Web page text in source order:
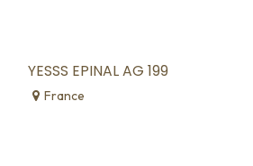
YESSS EPINAL AG 199
France